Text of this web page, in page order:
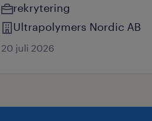
rekrytering
Ultrapolymers Nordic AB
20 juli 2026